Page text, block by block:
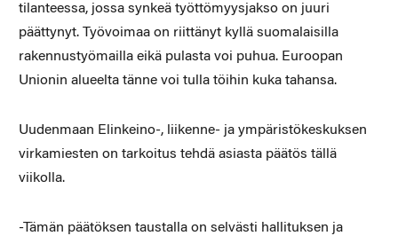
tilanteessa, jossa synkeä työttömyysjakso on juuri
päättynyt. Työvoimaa on riittänyt kyllä suomalaisilla
rakennustyömailla eikä pulasta voi puhua. Euroopan
Unionin alueelta tänne voi tulla töihin kuka tahansa.
Uudenmaan Elinkeino-, liikenne- ja ympäristökeskuksen
virkamiesten on tarkoitus tehdä asiasta päätös tällä
viikolla.
-Tämän päätöksen taustalla on selvästi hallituksen ja